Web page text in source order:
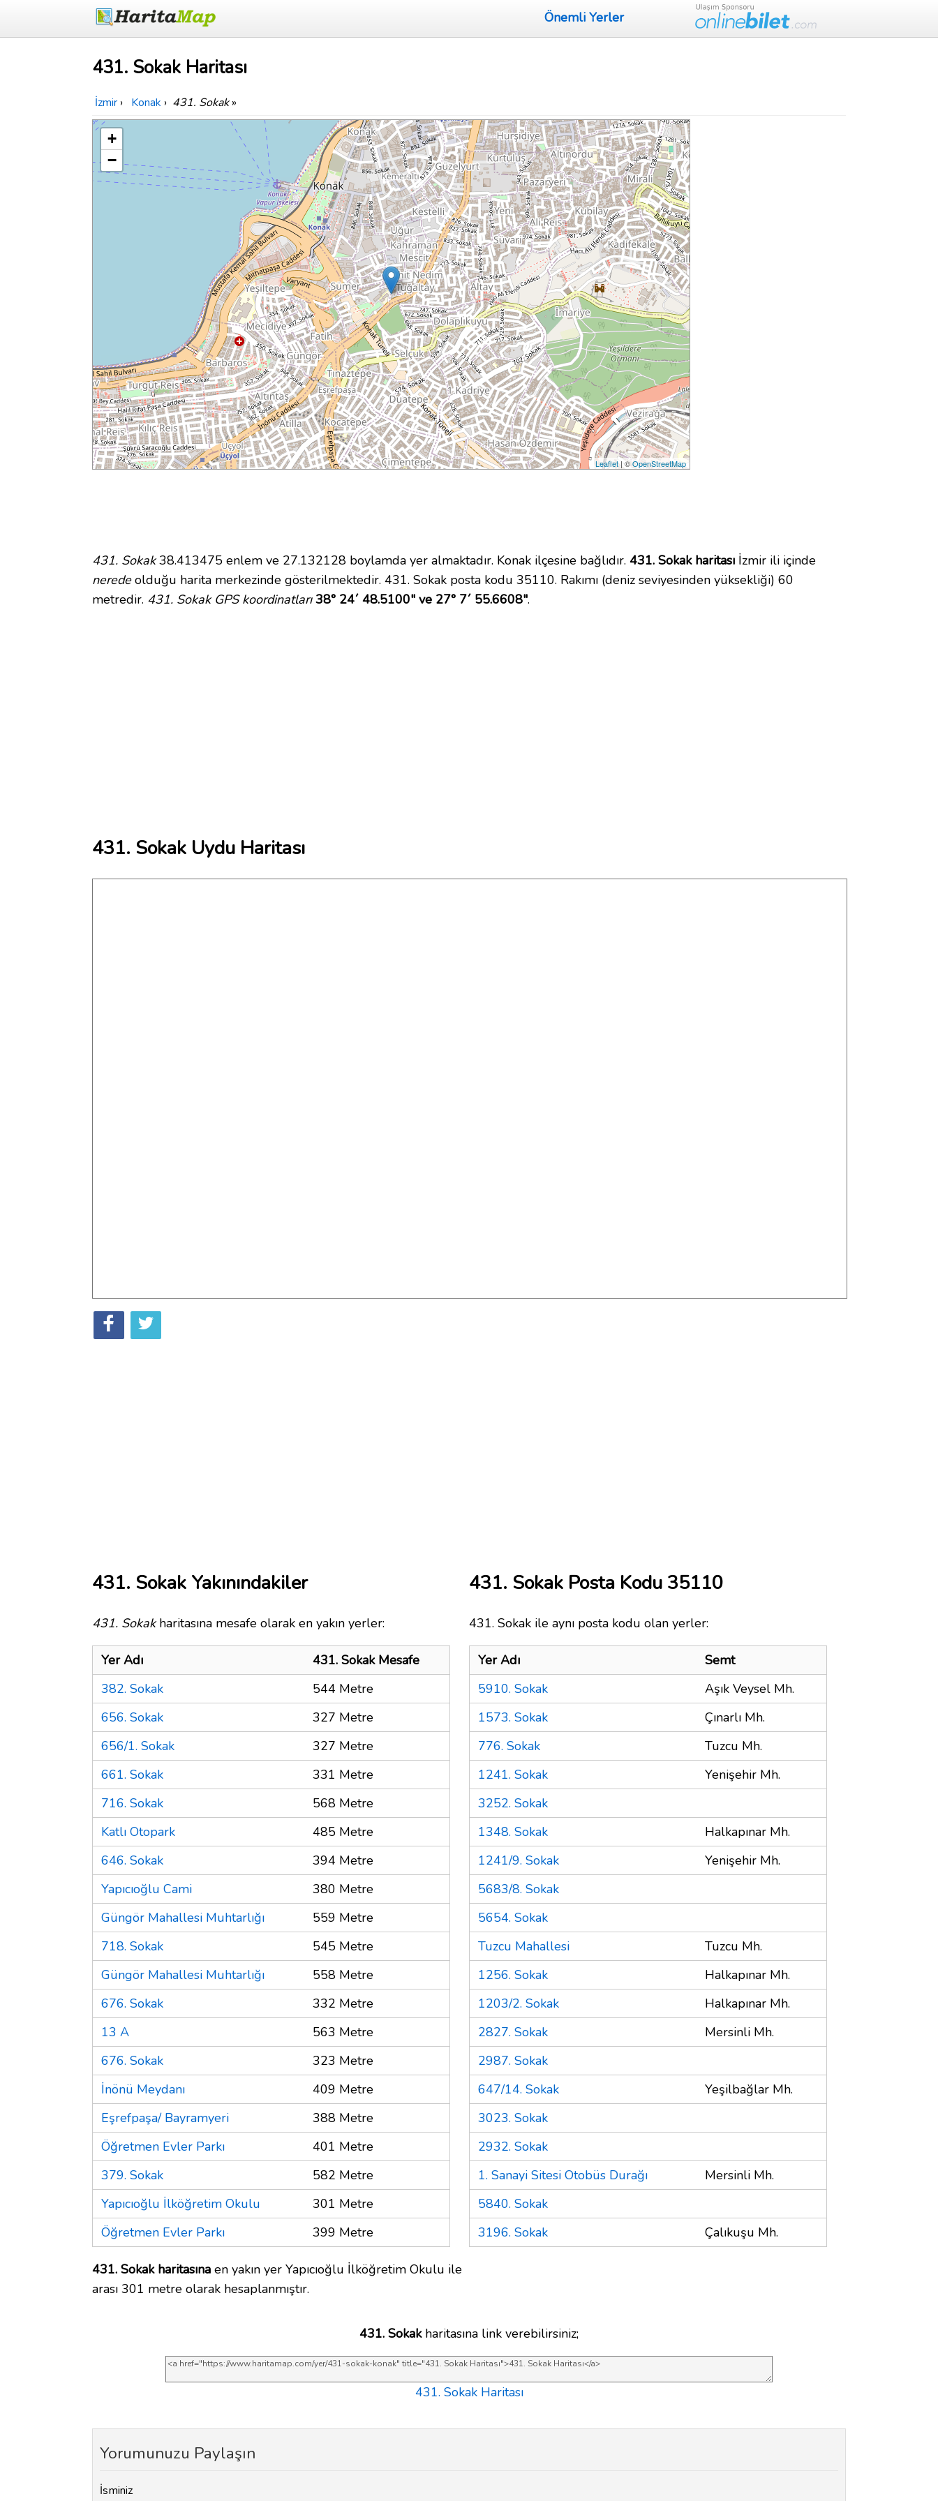
Önemli Yerler
431. Sokak Haritası
İzmir › Konak › 431. Sokak»
+
−
Leaflet| ©OpenStreetMap
431. Sokak38.413475 enlem ve 27.132128 boylamda yer almaktadır. Konak ilçesine bağlıdır. 431. Sokak haritası İzmir ili içinde
neredeolduğu harita merkezinde gösterilmektedir. 431. Sokak posta kodu 35110. Rakımı (deniz seviyesinden yüksekliği) 60
metredir. 431. Sokak GPS koordinatları 38° 24´ 48.5100" ve 27° 7´ 55.6608".
431. Sokak Uydu Haritası
431. Sokak Yakınındakiler
431. Sokakharitasına mesafe olarak en yakın yerler:
Yer Adı
431. Sokak Mesafe
382. Sokak
544 Metre
656. Sokak
327 Metre
656/1. Sokak
327 Metre
661. Sokak
331 Metre
716. Sokak
568 Metre
Katlı Otopark
485 Metre
646. Sokak
394 Metre
Yapıcıoğlu Cami
380 Metre
Güngör Mahallesi Muhtarlığı
559 Metre
718. Sokak
545 Metre
Güngör Mahallesi Muhtarlığı
558 Metre
676. Sokak
332 Metre
13 A
563 Metre
676. Sokak
323 Metre
İnönü Meydanı
409 Metre
Eşrefpaşa/ Bayramyeri
388 Metre
Öğretmen Evler Parkı
401 Metre
379. Sokak
582 Metre
Yapıcıoğlu İlköğretim Okulu
301 Metre
Öğretmen Evler Parkı
399 Metre
431. Sokak haritasına en yakın yer Yapıcıoğlu İlköğretim Okulu ile
arası 301 metre olarak hesaplanmıştır.
431. Sokak Posta Kodu 35110
431. Sokak ile aynı posta kodu olan yerler:
Yer Adı
Semt
5910. Sokak
Aşık Veysel Mh.
1573. Sokak
Çınarlı Mh.
776. Sokak
Tuzcu Mh.
1241. Sokak
Yenişehir Mh.
3252. Sokak
1348. Sokak
Halkapınar Mh.
1241/9. Sokak
Yenişehir Mh.
5683/8. Sokak
5654. Sokak
Tuzcu Mahallesi
Tuzcu Mh.
1256. Sokak
Halkapınar Mh.
1203/2. Sokak
Halkapınar Mh.
2827. Sokak
Mersinli Mh.
2987. Sokak
647/14. Sokak
Yeşilbağlar Mh.
3023. Sokak
2932. Sokak
1. Sanayi Sitesi Otobüs Durağı
Mersinli Mh.
5840. Sokak
3196. Sokak
Çalıkuşu Mh.
431. Sokakharitasına link verebilirsiniz;
431. Sokak Haritası
Yorumunuzu Paylaşın
İsminiz